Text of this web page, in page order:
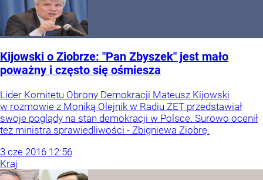
Kijowski o Ziobrze: "Pan Zbyszek" jest mało
poważny i często się ośmiesza
Lider Komitetu Obrony Demokracji Mateusz Kijowski
w rozmowie z Moniką Olejnik w Radiu ZET przedstawiał
swoje poglądy na stan demokracji w Polsce. Surowo ocenił
też ministra sprawiedliwości - Zbigniewa Ziobrę.
3 cze 2016 12:56
Kraj